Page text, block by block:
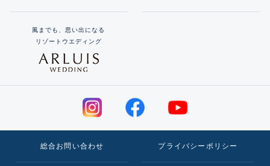
風までも、思い出になる
リゾートウエディング
総合お問い合わせ プライバシーポリシー